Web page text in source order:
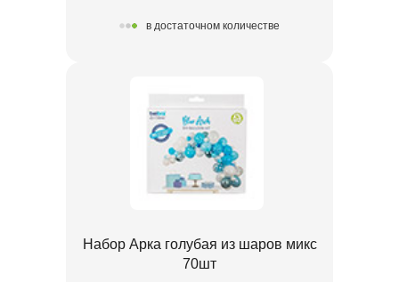
в достаточном количестве
Набор Арка голубая из шаров микс
70шт